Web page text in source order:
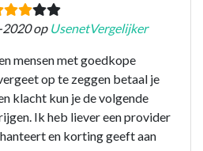
2020 op UsenetVergelijker
mensen met goedkope
op te zeggen betaal je
klacht kun je de volgende
Ik heb liever een provider
en korting geeft aan